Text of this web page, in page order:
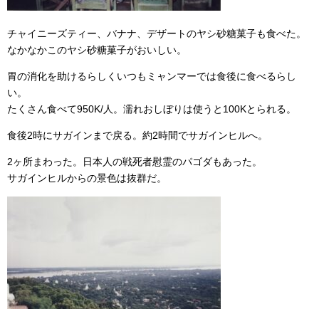
チャイニーズティー、バナナ、デザートのヤシ砂糖菓子も食べた。
なかなかこのヤシ砂糖菓子がおいしい。
胃の消化を助けるらしくいつもミャンマーでは食後に食べるらし
い。
たくさん食べて950K/人。濡れおしぼりは使うと100Kとられる。
食後2時にサガインまで戻る。約2時間でサガインヒルへ。
2ヶ所まわった。日本人の戦死者慰霊のパゴダもあった。
サガインヒルからの景色は抜群だ。